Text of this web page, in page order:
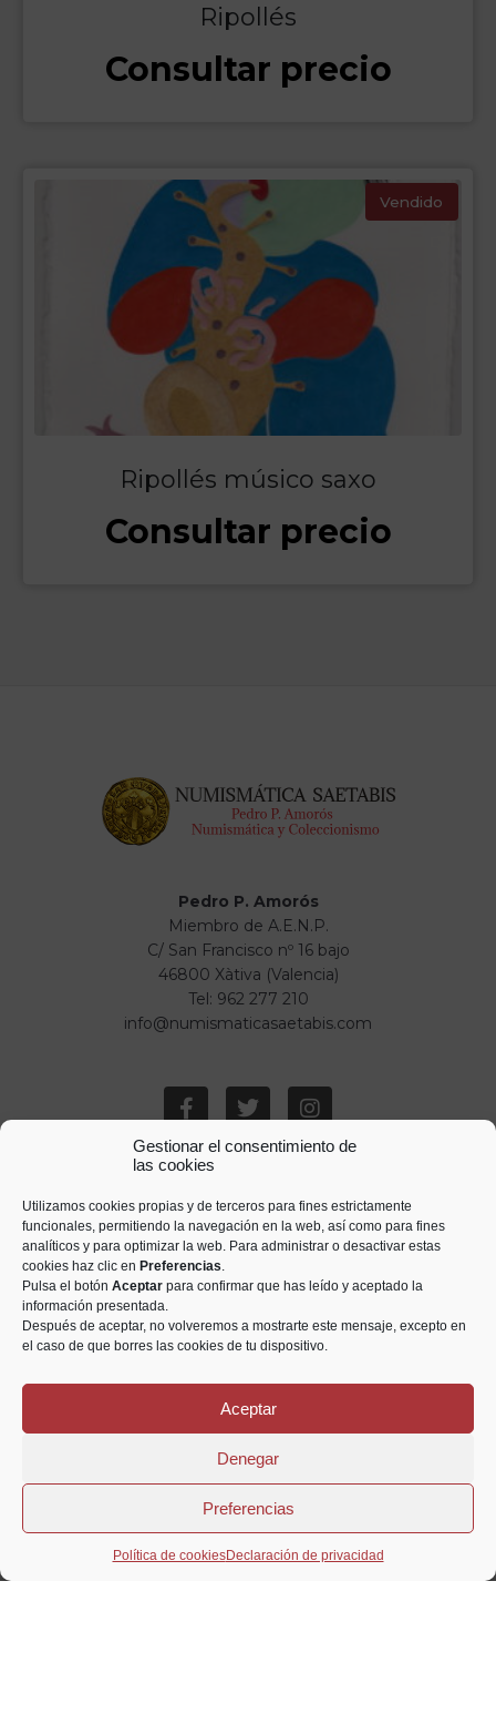
Gestionar el consentimiento de
las cookies
Utilizamos cookies propias y de terceros para fines estrictamente
funcionales, permitiendo la navegación en la web, así como para fines
analíticos y para optimizar la web. Para administrar o desactivar estas
cookies haz clic en Preferencias.
Pulsa el botón Aceptar para confirmar que has leído y aceptado la
información presentada.
Después de aceptar, no volveremos a mostrarte este mensaje, excepto en
el caso de que borres las cookies de tu dispositivo.
Aceptar
Denegar
Preferencias
Política de cookiesDeclaración de privacidad
Ripollés
Consultar precio
Vendido
Ripollés músico saxo
Consultar precio
Pedro P. Amorós
Miembro de A.E.N.P.
C/ San Francisco nº 16 bajo
46800 Xàtiva (Valencia)
Tel: 962 277 210
info@numismaticasaetabis.com